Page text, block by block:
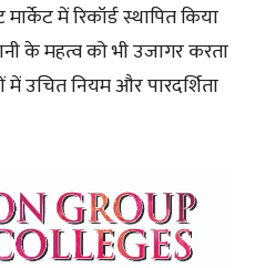
में रिकॉर्ड स्थापित किया
के महत्व को भी उजागर करता
उचित नियम और पारदर्शिता